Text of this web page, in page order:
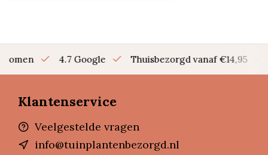
bomen 4.7 Google Thuisbezorgd vanaf €14,95
Klantenservice
Veelgestelde vragen
info@tuinplantenbezorgd.nl